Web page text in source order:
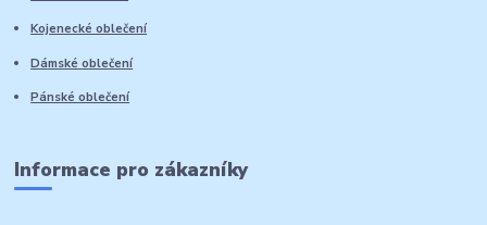
Kojenecké oblečení
Dámské oblečení
Pánské oblečení
Informace pro zákazníky